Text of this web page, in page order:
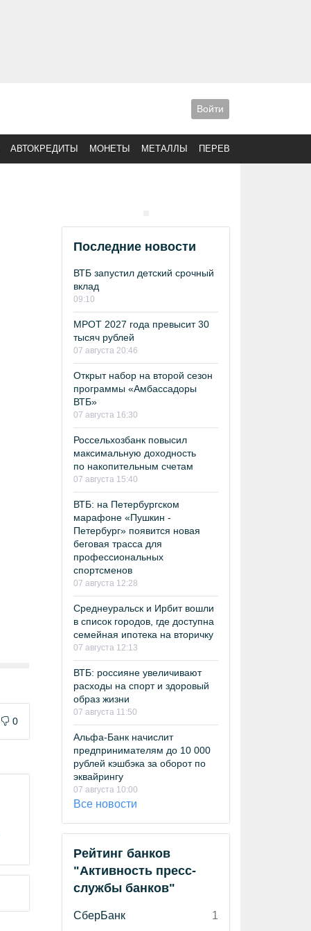
Войти
АВТОКРЕДИТЫ МОНЕТЫ МЕТАЛЛЫ ПЕРЕВОДЫ
0
Последние новости
ВТБ запустил детский срочный
вклад
09:10
МРОТ 2027 года превысит 30
тысяч рублей
07 августа 20:46
Открыт набор на второй сезон
программы «Амбассадоры
ВТБ»
07 августа 16:30
Россельхозбанк повысил
максимальную доходность
по накопительным счетам
07 августа 15:40
ВТБ: на Петербургском
марафоне «Пушкин -
Петербург» появится новая
беговая трасса для
профессиональных
спортсменов
07 августа 12:28
Среднеуральск и Ирбит вошли
в список городов, где доступна
семейная ипотека на вторичку
07 августа 12:13
ВТБ: россияне увеличивают
расходы на спорт и здоровый
образ жизни
07 августа 11:50
Альфа-Банк начислит
предпринимателям до 10 000
рублей кэшбэка за оборот по
эквайрингу
07 августа 10:00
Все новости
Рейтинг банков
"Активность пресс-
службы банков"
СберБанк
1